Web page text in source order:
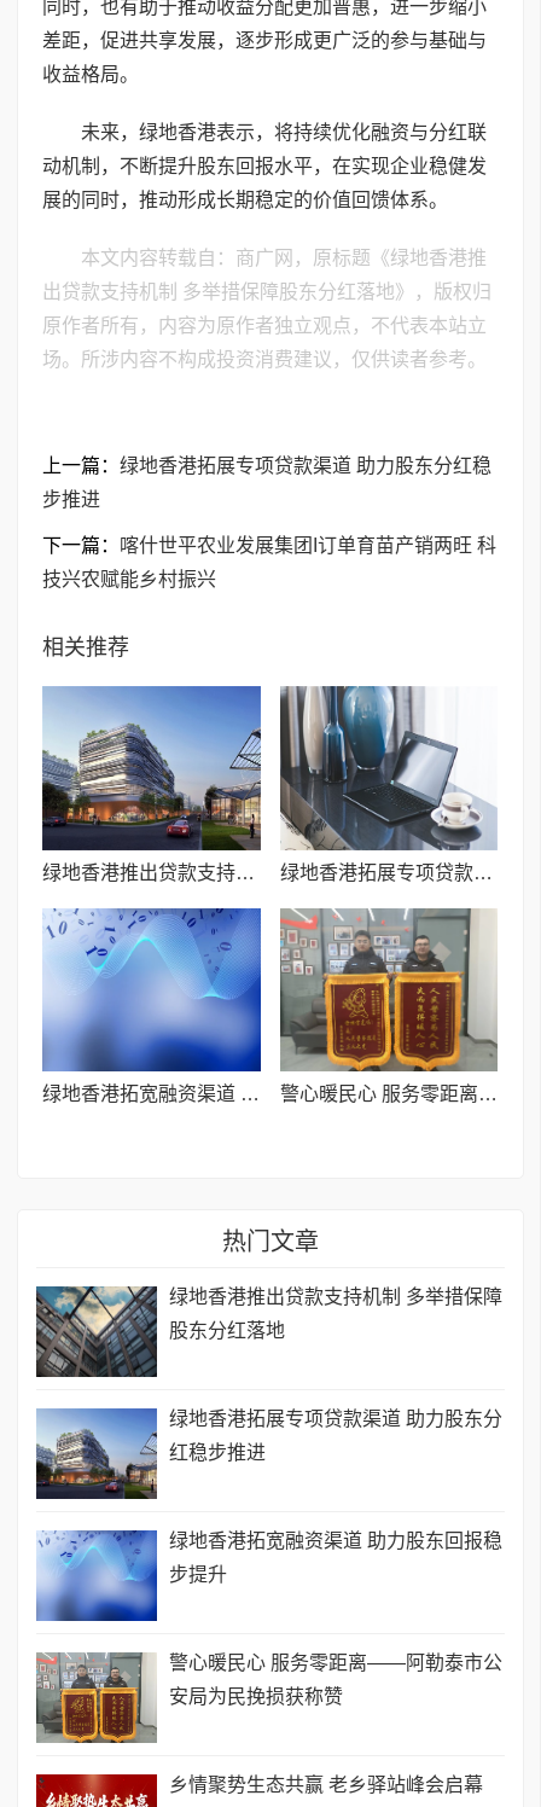
同时，也有助于推动收益分配更加普惠，进一步缩小
差距，促进共享发展，逐步形成更广泛的参与基础与
收益格局。
未来，绿地香港表示，将持续优化融资与分红联
动机制，不断提升股东回报水平，在实现企业稳健发
展的同时，推动形成长期稳定的价值回馈体系。
本文内容转载自：商广网，原标题《绿地香港推
出贷款支持机制 多举措保障股东分红落地》，版权归
原作者所有，内容为原作者独立观点，不代表本站立
场。所涉内容不构成投资消费建议，仅供读者参考。
上一篇： 绿地香港拓展专项贷款渠道 助力股东分红稳
步推进
下一篇：
喀什世平农业发展集团I订单育苗产销两旺 科
技兴农赋能乡村振兴
相关推荐
绿地香港推出贷款支持机制 多举措保障股东分红落地 绿地香港拓展专项贷款渠道 助力股东分红稳步推进
绿地香港拓宽融资渠道 助力股东回报稳步提升 ​警心暖民心 服务零距离——阿勒泰市公安局为民挽损获称赞
热门文章
绿地香港推出贷款支持机制 多举措保障
股东分红落地
绿地香港拓展专项贷款渠道 助力股东分
红稳步推进
绿地香港拓宽融资渠道 助力股东回报稳
步提升
​警心暖民心 服务零距离——阿勒泰市公
安局为民挽损获称赞
乡情聚势生态共赢 老乡驿站峰会启幕